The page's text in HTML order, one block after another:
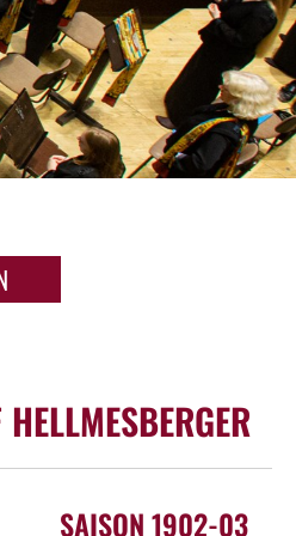
HELLMESBERGER
SAISON 1902-03